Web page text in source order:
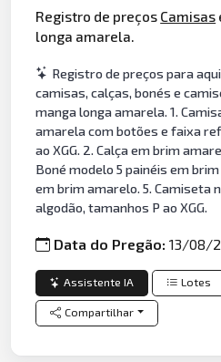
Registro de preços Camisas
longa amarela.
Registro de preços para
camisas, calças, bonés e
manga longa amarela. 1.
amarela com botões e faixa
ao XGG. 2. Calça em brim
Boné modelo 5 painéis em
em brim amarelo. 5. Camiseta
algodão, tamanhos P ao XGG.
Data do Pregão:13/08/
Assistente IA Lotes
Compartilhar